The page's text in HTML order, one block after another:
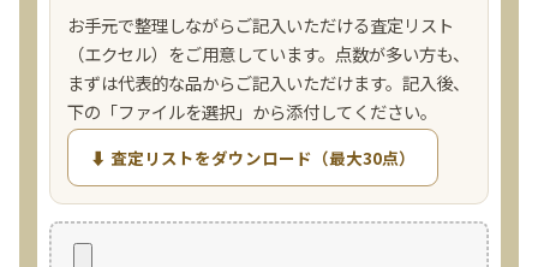
片耳巻き取りイヤホン内蔵ラジオ SRF-
R356
お手元で整理しながらご記入いただける査定リスト
（エクセル）をご用意しています。点数が多い方も、
まずは代表的な品からご記入いただけます。記入後、
下の「ファイルを選択」から添付してください。
⬇ 査定リストをダウンロード（最大30点）